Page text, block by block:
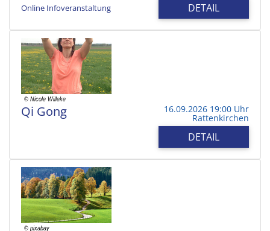
Online Infoveranstaltung DETAIL
Qi Gong 16.09.2026 19:00 Uhr
Rattenkirchen
DETAIL